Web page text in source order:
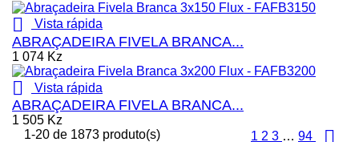
 Vista rápida
ABRAÇADEIRA FIVELA BRANCA...
1 074 Kz
 Vista rápida
ABRAÇADEIRA FIVELA BRANCA...
1 505 Kz
1-20 de 1873 produto(s)
1 2 3 … 94 